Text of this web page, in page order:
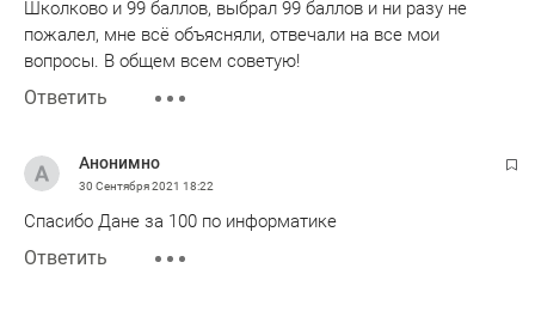
Школково и 99 баллов, выбрал 99 баллов и ни разу не
пожалел, мне всё объясняли, отвечали на все мои
вопросы. В общем всем советую!
Ответить
Анонимно
30 Сентября 2021 18:22
Спасибо Дане за 100 по информатике
Ответить